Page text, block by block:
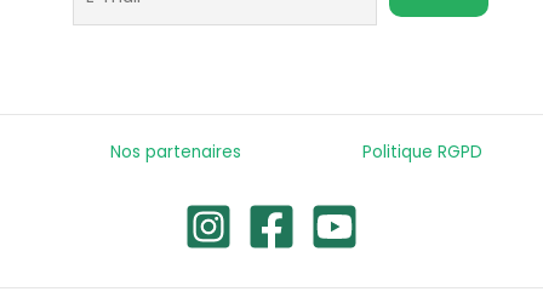
Nos partenaires Politique RGPD